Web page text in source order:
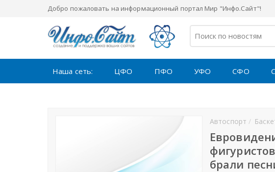
Добро пожаловать на информационный портал Мир "Инфо.Сайт"!
Наша сеть: ЦФО ПФО УФО СФО
Автоспорт
брали